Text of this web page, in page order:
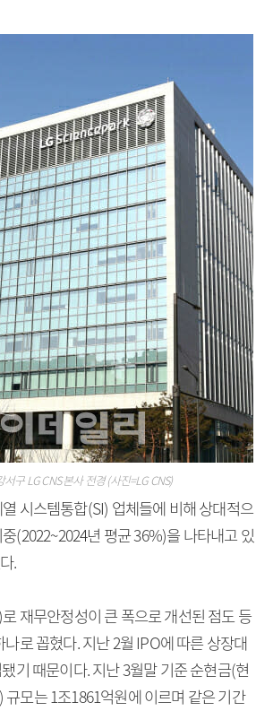
서구 LG CNS 본사 전경 (사진=LG CNS)
시스템통합(SI) 업체들에 비해 상대적으
(2022~2024년 평균 36%)을 나타내고 있
.
재무안정성이 큰 폭으로 개선된 점도 등
로 꼽혔다. 지난 2월 IPO에 따른 상장대
기 때문이다. 지난 3월말 기준 순현금(현
모는 1조1861억원에 이르며 같은 기간